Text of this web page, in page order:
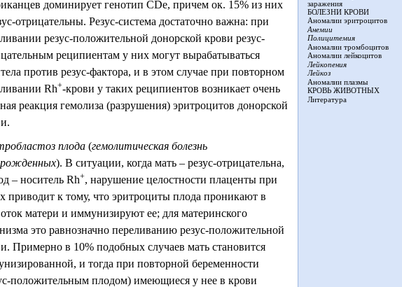
доминирует генотип CDe, причем ок. 15% из них
отрицательны. Резус-система достаточно важна: при
резус-положительной донорской крови резус-
реципиентам у них могут вырабатываться
против резус-фактора, и в этом случае при повторном
Rh+-крови у таких реципиентов возникает очень
реакция гемолиза (разрушения) эритроцитов донорской
плода (гемолитическая болезнь
). В ситуации, когда мать – резус-отрицательна,
– носитель Rh+, нарушение целостности плаценты при
приводит к тому, что эритроциты плода проникают в
матери и иммунизируют ее; для материнского
это равнозначно переливанию резус-положительной
Примерно в 10% подобных случаев мать становится
и тогда при повторной беременности
положительным плодом) имеющиеся у нее в крови
заражения
БОЛЕЗНИ КРОВИ
Аномалии эритроцитов
Анемии
Полицитемия
Аномалии тромбоцитов
Аномалии лейкоцитов
Лейкопения
Лейкоз
Аномалии плазмы
КРОВЬ ЖИВОТНЫХ
Литература